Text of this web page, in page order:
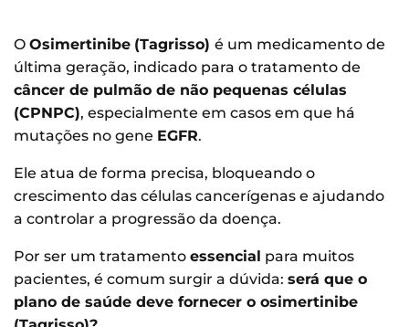
O Osimertinibe (Tagrisso) é um medicamento de
última geração, indicado para o tratamento de
câncer de pulmão de não pequenas células
(CPNPC), especialmente em casos em que há
mutações no gene EGFR.
Ele atua de forma precisa, bloqueando o
crescimento das células cancerígenas e ajudando
a controlar a progressão da doença.
Por ser um tratamento essencial para muitos
pacientes, é comum surgir a dúvida: será que o
plano de saúde deve fornecer o osimertinibe